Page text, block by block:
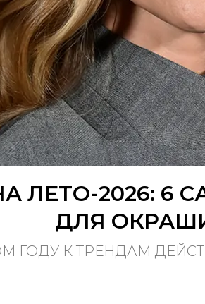
ЛЕТО-2026: 6
ДЛЯ
ГОДУ К ТРЕНДАМ